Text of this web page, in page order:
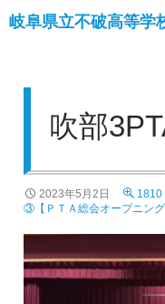
岐阜県立不破高等学
検
索
吹部
2023年5月2日 1810
③【ＰＴＡ総会オープニン